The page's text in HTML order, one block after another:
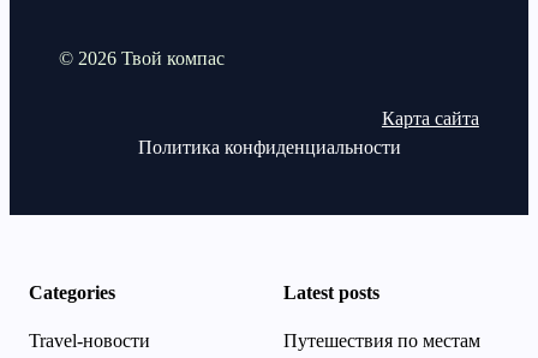
© 2026 Твой компас
Карта сайта
Политика конфиденциальности
Categories
Travel-новости
Latest posts
Путешествия по местам